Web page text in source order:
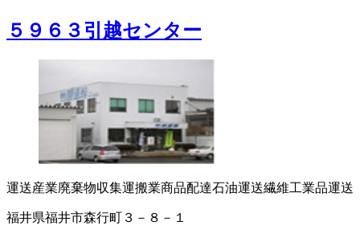
５９６３引越センター
運送産業廃棄物収集運搬業商品配達石油運送繊維工業品運送
福井県福井市森行町３－８－１